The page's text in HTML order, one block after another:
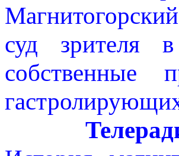
суд зрителя
собственные